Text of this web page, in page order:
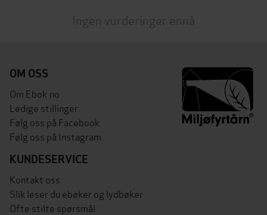
Ingen vurderinger ennå
OM OSS
Om Ebok.no
Ledige stillinger
Følg oss på Facebook
Følg oss på Instagram
KUNDESERVICE
Kontakt oss
Slik leser du ebøker og lydbøker
Ofte stilte spørsmål